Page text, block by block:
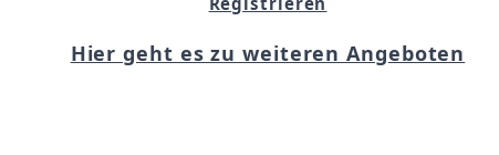
Hier geht es zu weiteren Angeboten